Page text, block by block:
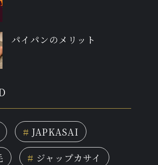
パイパンのメリット
# JAPKASAI
# ジャップカサイ